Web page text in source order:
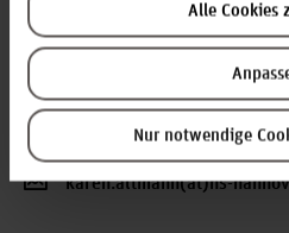
Alle Cookies
Nur notwendige
Karen Altmann, M.A.
+49 511 9296-7818
karen.altmann(at)hs-